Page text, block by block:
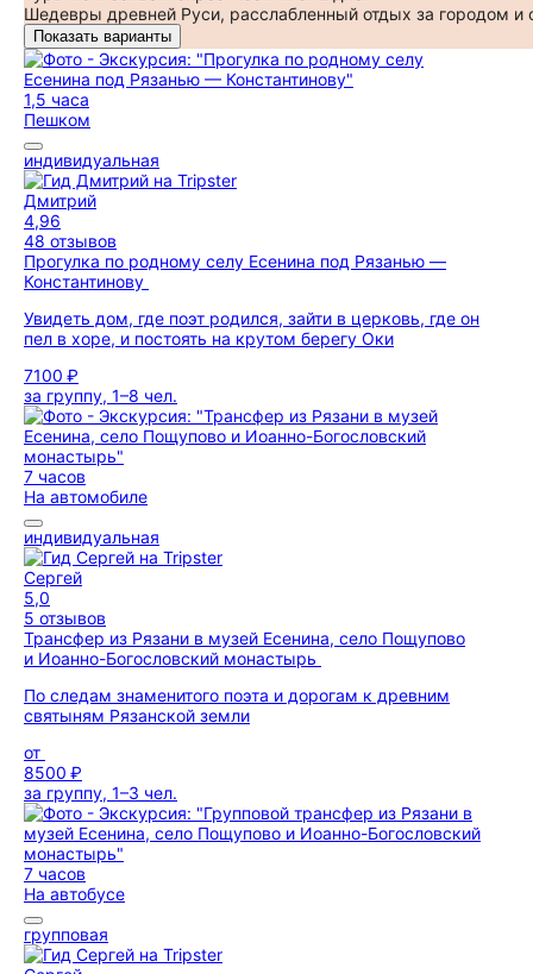
Шедевры древней Руси, расслабленный отдых за городом
Показать варианты
1,5 часа
Пешком
индивидуальная
Дмитрий
4,96
48 отзывов
Прогулка по родному селу Есенина под Рязанью —
Константинову
Увидеть дом, где поэт родился, зайти в церковь, где он
пел в хоре, и постоять на крутом берегу Оки
7100 ₽
за группу, 1–8 чел.
7 часов
На автомобиле
индивидуальная
Сергей
5,0
5 отзывов
Трансфер из Рязани в музей Есенина, село Пощупово
и Иоанно-Богословский монастырь
По следам знаменитого поэта и дорогам к древним
святыням Рязанской земли
от
8500 ₽
за группу, 1–3 чел.
7 часов
На автобусе
групповая